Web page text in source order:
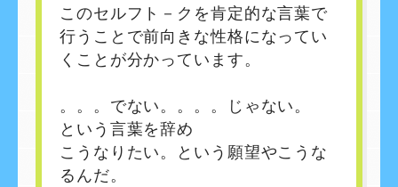
このセルフト－クを肯定的な言葉で
行うことで前向きな性格になってい
くことが分かっています。
。。。でない。。。。じゃない。
という言葉を辞め
こうなりたい。という願望やこうな
るんだ。